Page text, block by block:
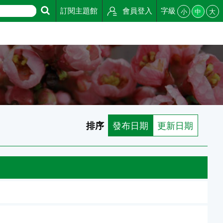
訂閱主題館 會員登入 字級 小 中 大
排序 發布日期 更新日期